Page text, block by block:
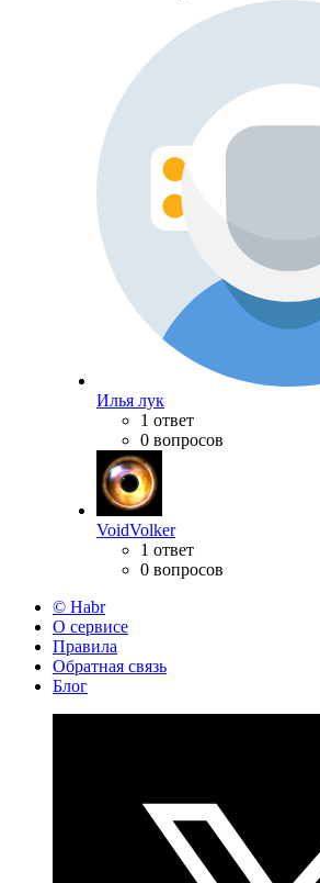
Илья лук
1 ответ
0 вопросов
VoidVolker
1 ответ
0 вопросов
© Habr
О сервисе
Правила
Обратная связь
Блог